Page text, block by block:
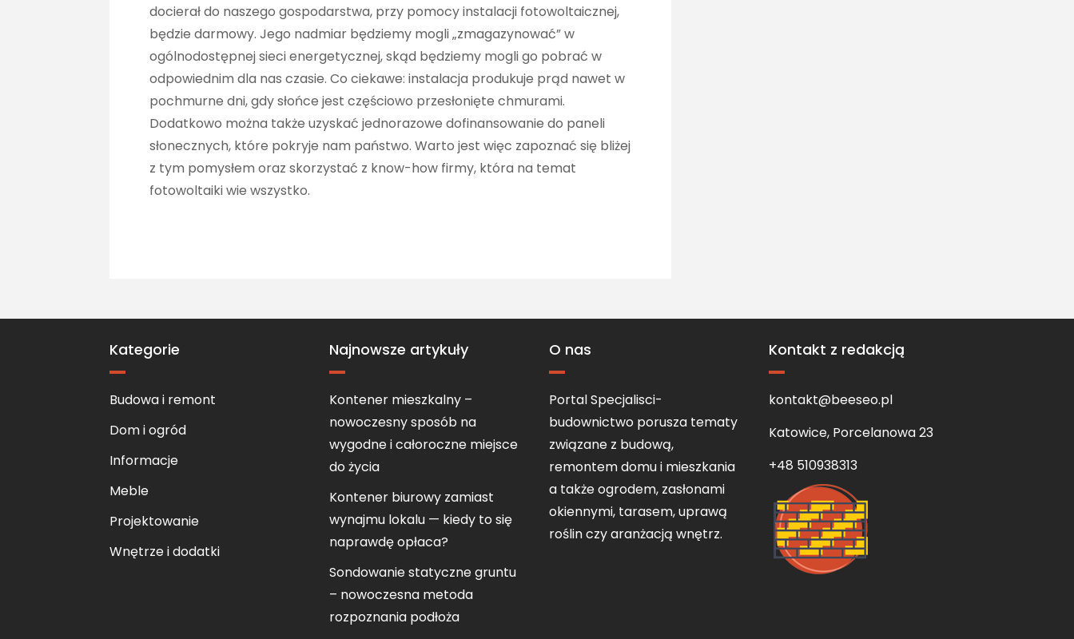
docierał do naszego gospodarstwa, przy pomocy instalacji fotowoltaicznej,
będzie darmowy. Jego nadmiar będziemy mogli „zmagazynować” w
ogólnodostępnej sieci energetycznej, skąd będziemy mogli go pobrać w
odpowiednim dla nas czasie. Co ciekawe: instalacja produkuje prąd nawet w
pochmurne dni, gdy słońce jest częściowo przesłonięte chmurami.
Dodatkowo można także uzyskać jednorazowe dofinansowanie do paneli
słonecznych, które pokryje nam państwo. Warto jest więc zapoznać się bliżej
z tym pomysłem oraz skorzystać z know-how firmy, która na temat
fotowoltaiki wie wszystko.
Kategorie
Budowa i remont
Dom i ogród
Informacje
Meble
Projektowanie
Wnętrze i dodatki
Najnowsze artykuły
Kontener mieszkalny –
nowoczesny sposób na
wygodne i całoroczne miejsce
do życia
Kontener biurowy zamiast
wynajmu lokalu — kiedy to się
naprawdę opłaca?
Sondowanie statyczne gruntu
– nowoczesna metoda
rozpoznania podłoża
O nas
Portal Specjalisci-
budownictwo porusza tematy
związane z budową,
remontem domu i mieszkania
a także ogrodem, zasłonami
okiennymi, tarasem, uprawą
roślin czy aranżacją wnętrz.
Kontakt z redakcją
kontakt@beeseo.pl
Katowice, Porcelanowa 23
+48 510938313